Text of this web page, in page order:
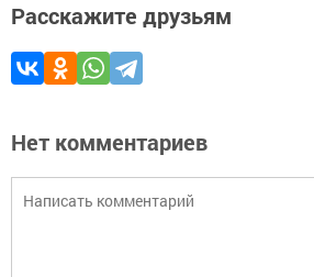
Расскажите друзьям
Нет комментариев